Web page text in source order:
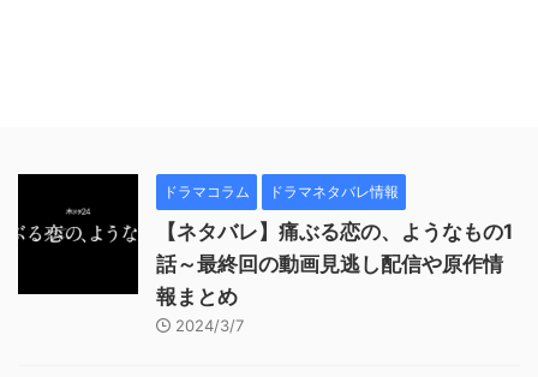
ドラマコラム ドラマネタバレ情報
【ネタバレ】痛ぶる恋の、ようなもの1
話～最終回の動画見逃し配信や原作情
報まとめ
2024/3/7